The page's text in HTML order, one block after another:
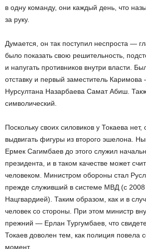
в одну команду, они каждый день, что
за руку.
Думается, он так поступил неспроста —
было показать свою решительность,
и напугать противников внутри власти.
отставку и первый заместитель
Нурсултана Назарбаева Самат Абиш.
символический.
Поскольку своих силовиков у Токаева
выдвигать фигуры из второго эшелона.
Ермек Сагимбаев до этого служил
президента, и в таком качестве может
человеком. Министром обороны стал
прежде служивший в системе МВД (с 2008
Нацгвардией). Таким образом, как и в
человек со стороны. При этом министр
прежний — Ерлан Тургумбаев, что
Токаев доволен тем, как полиция повела
момент.